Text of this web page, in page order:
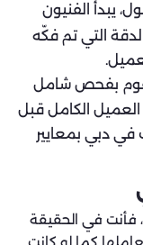
يبدأ الفنيون
التي تم فكّه
بفحص شامل
العميل الكامل قبل
في دبي بمعايير
في الحقيقة
كما لو كانت